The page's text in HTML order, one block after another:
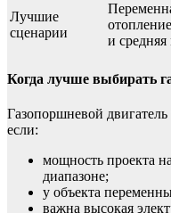
Лучшие
сценарии
и
Когда лучше выбирать
Газопоршневой
если:
мощность проекта
диапазоне;
у объекта
важна высокая